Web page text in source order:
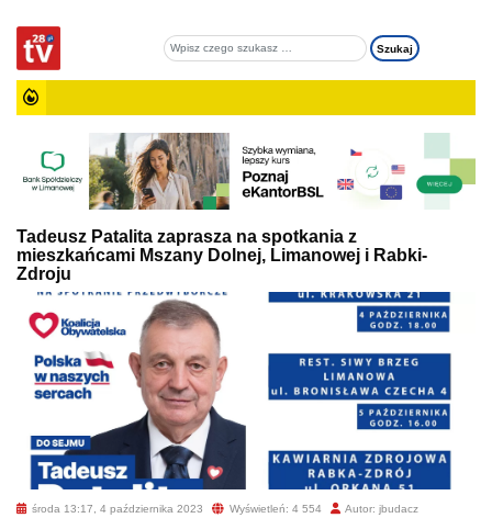
Tadeusz Patalita zaprasza na spotkania z
mieszkańcami Mszany Dolnej, Limanowej i Rabki-
Zdroju
środa 13:17, 4 października 2023 Wyświetleń: 4 554 Autor: jbudacz